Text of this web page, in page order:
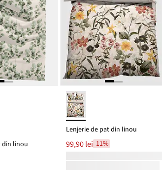
din linou
Lenjerie de pat din linou
99,90 lei-11%